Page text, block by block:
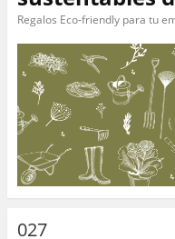
Regalos Eco-friendly para tu
027